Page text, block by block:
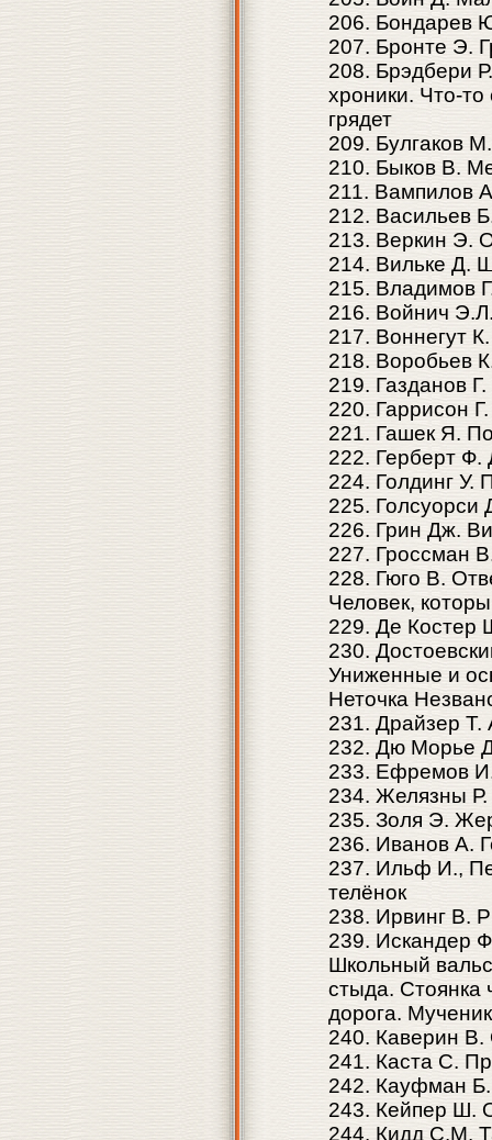
206. Бондарев
207. Бронте Э.
208. Брэдбери
хроники. Что-
грядет
209. Булгаков
210. Быков В.
211. Вампилов
212. Васильев
213. Веркин Э.
214. Вильке Д.
215. Владимов
216. Войнич
217. Воннегут
218. Воробьев
219. Газданов
220. Гаррисон
221. Гашек Я.
222. Герберт Ф.
224. Голдинг У.
225. Голсуорси
226. Грин Дж.
227. Гроссман
228. Гюго В.
Человек,
229. Де Костер
230.
Униженные и
Неточка
231. Драйзер Т.
232. Дю Морье
233. Ефремов
234. Желязны
235. Золя Э.
236. Иванов А.
237. Ильф И.,
телёнок
238. Ирвинг В.
239. Искандер
Школьный
стыда. Стоянка
дорога.
240. Каверин В.
241. Каста С.
242. Кауфман
243. Кейпер Ш.
244. Кидд С.М.